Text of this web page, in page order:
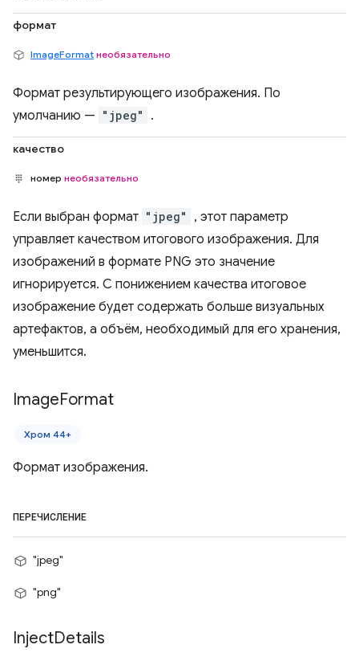
формат
ImageFormat необязательно
Формат результирующего изображения. По
умолчанию — "jpeg" .
качество
номер необязательно
Если выбран формат "jpeg"
, этот параметр
управляет качеством итогового изображения. Для
изображений в формате PNG это значение
игнорируется. С понижением качества итоговое
изображение будет содержать больше визуальных
артефактов, а объём, необходимый для его хранения,
уменьшится.
ImageFormat
Хром 44+
Формат изображения.
ПЕРЕЧИСЛЕНИЕ
"jpeg"
"png"
InjectDetails